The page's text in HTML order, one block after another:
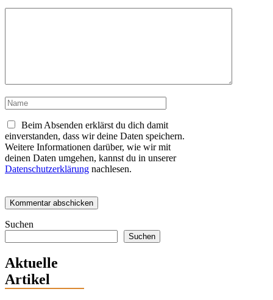
Name
Beim Absenden erklärst du dich damit
einverstanden, dass wir deine Daten speichern.
Weitere Informationen darüber, wie wir mit
deinen Daten umgehen, kannst du in unserer
Datenschutzerklärung nachlesen.
Suchen
Suchen
Aktuelle
Artikel